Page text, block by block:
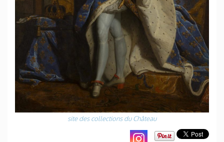
site des collections du Château